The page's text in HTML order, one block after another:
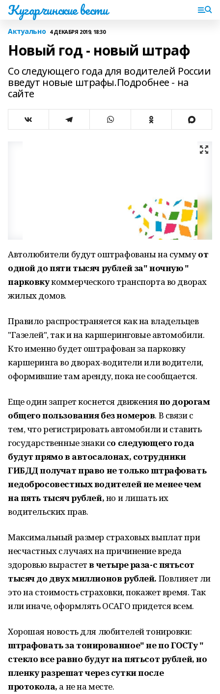
Кугарчинские вести
Актуально 4 ДЕКАБРЯ 2019, 18:30
Новый год - новый штраф
Со следующего года для водителей России
введут новые штрафы.Подробнее - на
сайте
Автолюбители будут оштрафованы на суммуот
одной до пяти тысяч рублей за" ночную "
парковкукоммерческого транспорта во дворах
жилых домов.
Правило распространяется как на владельцев
"Газелей", так и на каршеринговые автомобили.
Кто именно будет оштрафован за парковку
каршеринга во дворах-водители или водители,
оформившие там аренду, пока не сообщается.
Еще один запрет коснется движенияпо дорогам
общего пользования без номеров. В связи с
тем, что регистрировать автомобили и ставить
государственные знаки со следующего года
будут прямо в автосалонах, сотрудники
ГИБДД получат право не только штрафовать
недобросовестных водителей не менее чем
на пять тысяч рублей,но и лишать их
водительских прав.
Максимальный размер страховых выплат при
несчастных случаях на причинение вреда
здоровью вырастетв четыре раза-с пятьсот
тысяч до двух миллионов рублей. Повлияет ли
это на стоимость страховки, покажет время. Так
или иначе, оформлять ОСАГО придется всем.
Хорошая новость для любителей тонировки:
штрафовать за тонированное" не по ГОСТу "
стекло все равно будут на пятьсот рублей, но
пленку разрешат через сутки после
протокола, а не на месте.